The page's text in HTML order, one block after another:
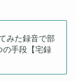
みた録音で部
の手段【宅録